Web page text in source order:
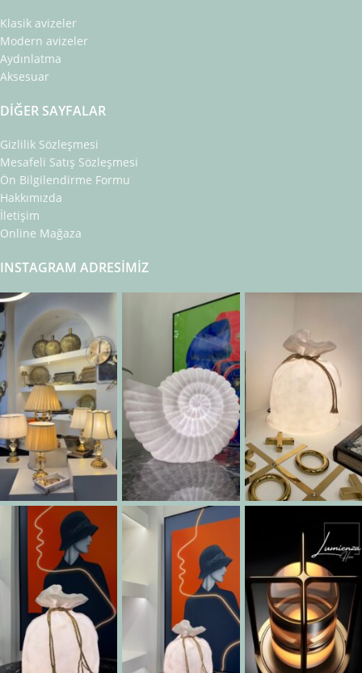
Klasik avizeler
Modern avizeler
Aydınlatma
Aksesuar
DIĞER SAYFALAR
Gizlilik Sözleşmesi
Mesafeli Satış Sözleşmesi
Ön Bilgilendirme Formu
Hakkımızda
İletişim
Online Mağaza
INSTAGRAM ADRESIMIZ